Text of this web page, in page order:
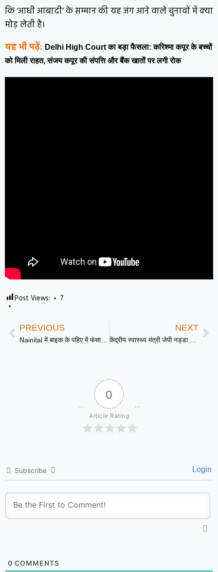
कि ‘आधी आबादी’ के सम्मान की यह जंग आने वाले चुनावों में क्या
मोड़ लेती है।
यह भी पढ़ें: Delhi High Court का बड़ा फैसला: करिश्मा कपूर के बच्चों
को मिली राहत, संजय कपूर की संपत्ति और बैंक खातों पर लगी रोक
Post Views: 7
PREVIOUS
Nainital में बाइक के पहिए में फंसा तेंदुआ, सड़क पर मच गई अफरा-तफरी
NEXT
केंद्रीय स्वास्थ्य मंत्री जेपी नड्डा ने Delhi मे 10वें राष्ट्रीय शिखर सम्मेलन का किया उद्घाटन
0
Article Rating
Subscribe Login
0 COMMENTS